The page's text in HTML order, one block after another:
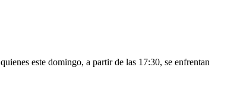
quienes este domingo, a partir de las 17:30, se enfrentan